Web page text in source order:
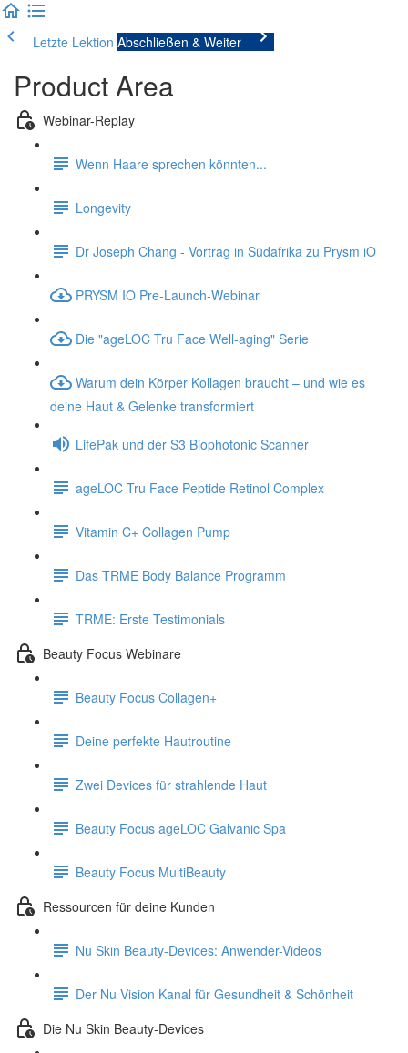
Letzte Lektion Abschließen & Weiter
Product Area
Webinar-Replay
Wenn Haare sprechen könnten...
Longevity
Dr Joseph Chang - Vortrag in Südafrika zu Prysm iO
PRYSM IO Pre-Launch-Webinar
Die "ageLOC Tru Face Well-aging" Serie
Warum dein Körper Kollagen braucht – und wie es
deine Haut & Gelenke transformiert
LifePak und der S3 Biophotonic Scanner
ageLOC Tru Face Peptide Retinol Complex
Vitamin C+ Collagen Pump
Das TRME Body Balance Programm
TRME: Erste Testimonials
Beauty Focus Webinare
Beauty Focus Collagen+
Deine perfekte Hautroutine
Zwei Devices für strahlende Haut
Beauty Focus ageLOC Galvanic Spa
Beauty Focus MultiBeauty
Ressourcen für deine Kunden
Nu Skin Beauty-Devices: Anwender-Videos
Der Nu Vision Kanal für Gesundheit & Schönheit
Die Nu Skin Beauty-Devices